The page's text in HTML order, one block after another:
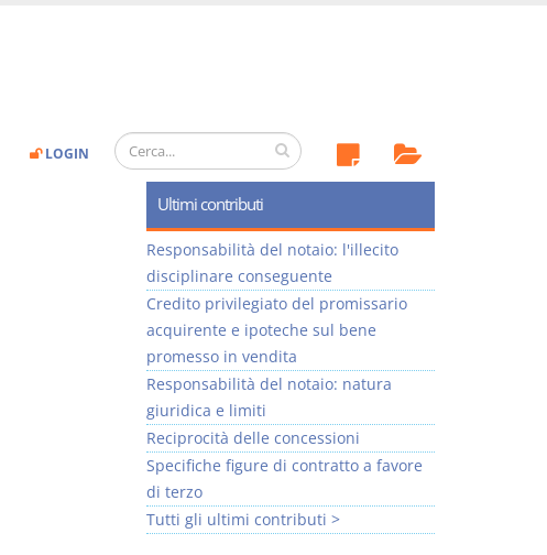
LOGIN
Ultimi contributi
Responsabilità del notaio: l'illecito
disciplinare conseguente
Credito privilegiato del promissario
acquirente e ipoteche sul bene
promesso in vendita
Responsabilità del notaio: natura
giuridica e limiti
Reciprocità delle concessioni
Specifiche figure di contratto a favore
di terzo
Tutti gli ultimi contributi >